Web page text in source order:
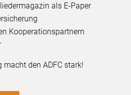
als E-Paper
Kooperationspartnern
den ADFC stark!